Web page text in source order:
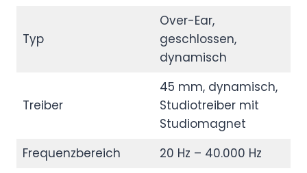
Typ
Over-Ear,
geschlossen,
dynamisch
Treiber
45 mm, dynamisch,
Studiotreiber mit
Studiomagnet
Frequenzbereich
20 Hz – 40.000 Hz